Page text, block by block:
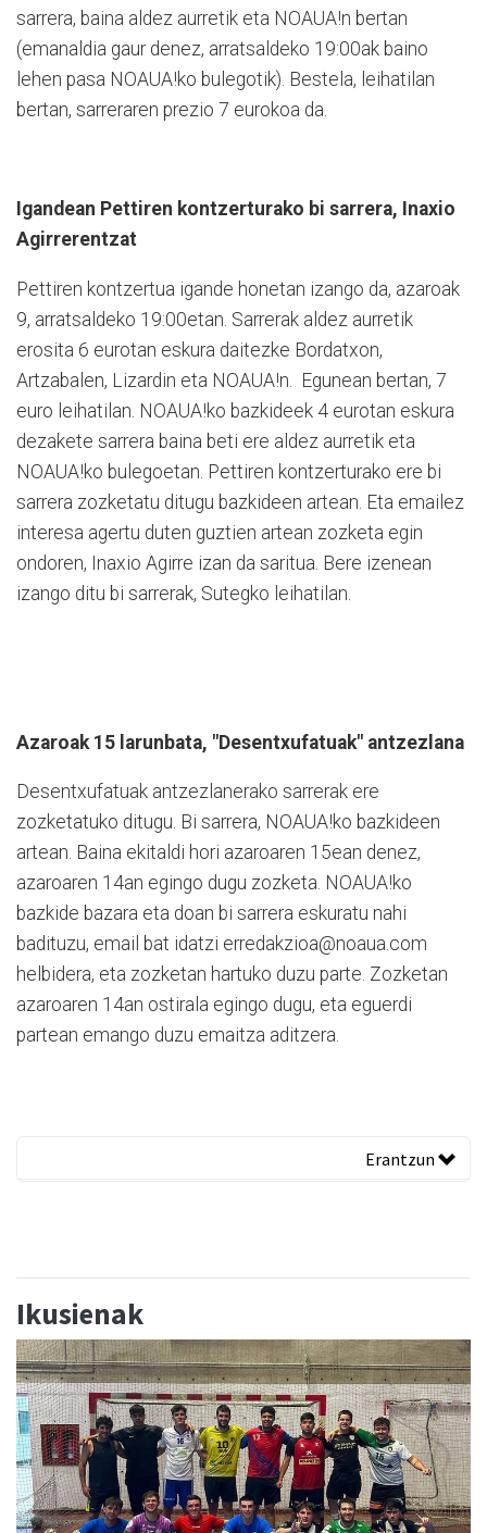
sarrera, baina aldez aurretik eta NOAUA!n bertan
(emanaldia gaur denez, arratsaldeko 19:00ak baino
lehen pasa NOAUA!ko bulegotik). Bestela, leihatilan
bertan, sarreraren prezio 7 eurokoa da.
Igandean Pettiren kontzerturako bi sarrera, Inaxio
Agirrerentzat
Pettiren kontzertua igande honetan izango da, azaroak
9, arratsaldeko 19:00etan. Sarrerak aldez aurretik
erosita 6 eurotan eskura daitezke Bordatxon,
Artzabalen, Lizardin eta NOAUA!n. Egunean bertan, 7
euro leihatilan. NOAUA!ko bazkideek 4 eurotan eskura
dezakete sarrera baina beti ere aldez aurretik eta
NOAUA!ko bulegoetan. Pettiren kontzerturako ere bi
sarrera zozketatu ditugu bazkideen artean. Eta emailez
interesa agertu duten guztien artean zozketa egin
ondoren, Inaxio Agirre izan da saritua. Bere izenean
izango ditu bi sarrerak, Sutegko leihatilan.
Azaroak 15 larunbata, "Desentxufatuak" antzezlana
Desentxufatuak antzezlanerako sarrerak ere
zozketatuko ditugu. Bi sarrera, NOAUA!ko bazkideen
artean. Baina ekitaldi hori azaroaren 15ean denez,
azaroaren 14an egingo dugu zozketa. NOAUA!ko
bazkide bazara eta doan bi sarrera eskuratu nahi
badituzu, email bat idatzi erredakzioa@noaua.com
helbidera, eta zozketan hartuko duzu parte. Zozketan
azaroaren 14an ostirala egingo dugu, eta eguerdi
partean emango duzu emaitza aditzera.
Erantzun
Ikusienak